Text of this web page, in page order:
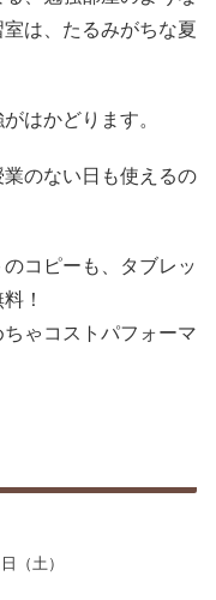
は、たるみがちな夏
はかどります。
のない日も使えるの
コピーも、タブレッ
！
ゃコストパフォーマ
（土）